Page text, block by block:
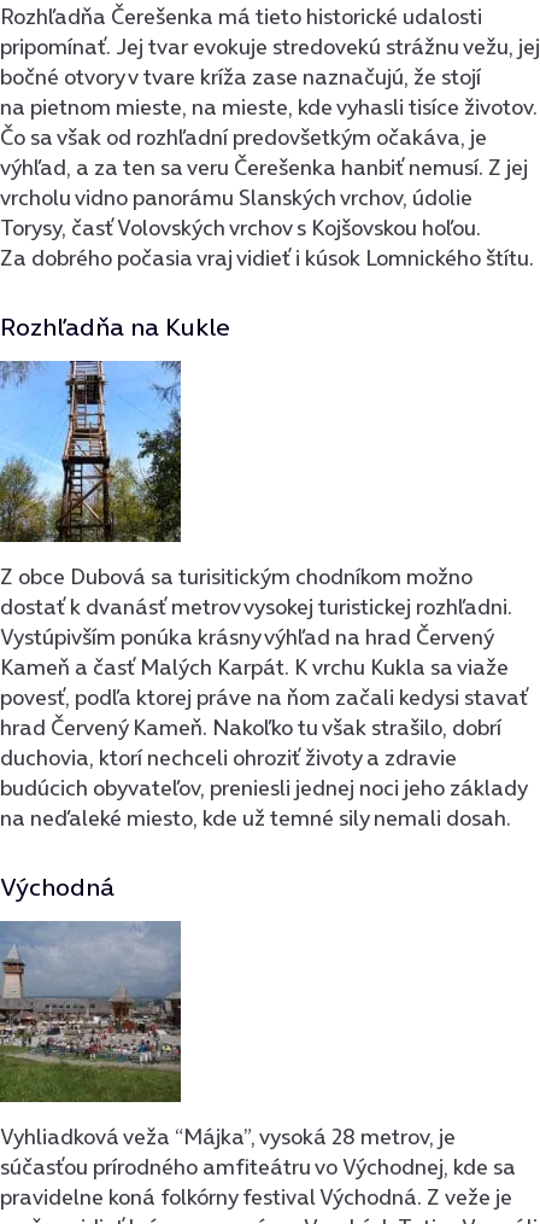
Rozhľadňa Čerešenka má tieto historické udalosti
pripomínať. Jej tvar evokuje stredovekú strážnu vežu, jej
bočné otvory v tvare kríža zase naznačujú, že stojí
na pietnom mieste, na mieste, kde vyhasli tisíce životov.
Čo sa však od rozhľadní predovšetkým očakáva, je
výhľad, a za ten sa veru Čerešenka hanbiť nemusí. Z jej
vrcholu vidno panorámu Slanských vrchov, údolie
Torysy, časť Volovských vrchov s Kojšovskou hoľou.
Za dobrého počasia vraj vidieť i kúsok Lomnického štítu.
Rozhľadňa na Kukle
Z obce Dubová sa turisitickým chodníkom možno
dostať k dvanásť metrov vysokej turistickej rozhľadni.
Vystúpivším ponúka krásny výhľad na hrad Červený
Kameň a časť Malých Karpát. K vrchu Kukla sa viaže
povesť, podľa ktorej práve na ňom začali kedysi stavať
hrad Červený Kameň. Nakoľko tu však strašilo, dobrí
duchovia, ktorí nechceli ohroziť životy a zdravie
budúcich obyvateľov, preniesli jednej noci jeho základy
na neďaleké miesto, kde už temné sily nemali dosah.
Východná
Vyhliadková veža “Májka”, vysoká 28 metrov, je
súčasťou prírodného amfiteátru vo Východnej, kde sa
pravidelne koná folkórny festival Východná. Z veže je